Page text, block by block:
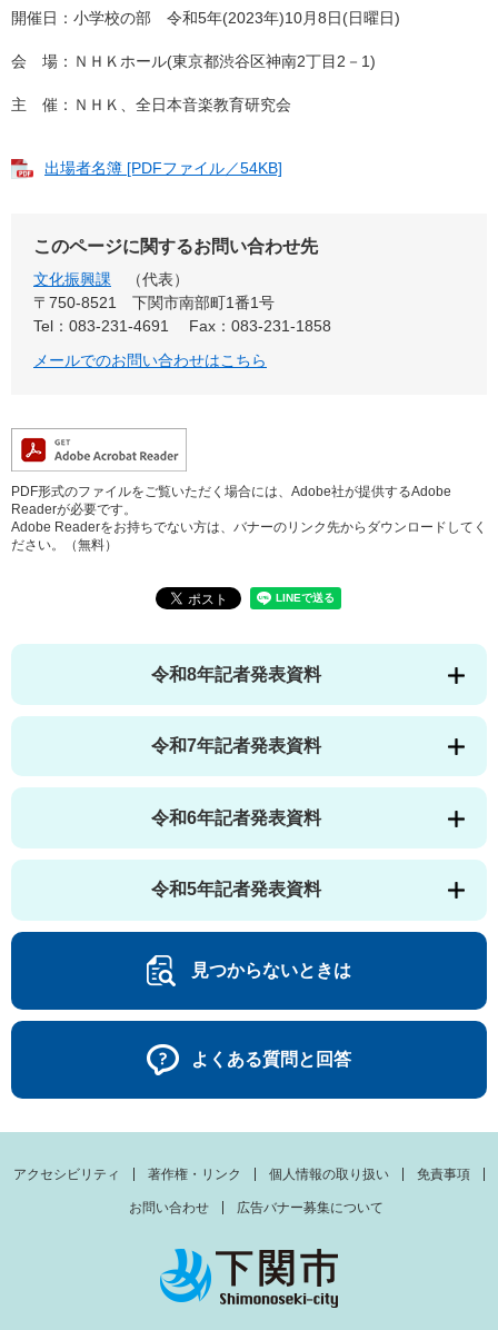
開催日：小学校の部 令和5年(2023年)10月8日(日曜日)
会 場：ＮＨＫホール(東京都渋谷区神南2丁目2－1)
主 催：ＮＨＫ、全日本音楽教育研究会
出場者名簿 [PDFファイル／54KB]
このページに関するお問い合わせ先
文化振興課
代表
〒750-8521
下関市南部町1番1号
Tel：083-231-4691
Fax：083-231-1858
メールでのお問い合わせはこちら
PDF形式のファイルをご覧いただく場合には、Adobe社が提供するAdobe
Readerが必要です。
Adobe Readerをお持ちでない方は、バナーのリンク先からダウンロードしてく
ださい。（無料）
令和8年記者発表資料
令和7年記者発表資料
令和6年記者発表資料
令和5年記者発表資料
見つからないときは
よくある質問と回答
アクセシビリティ 著作権・リンク 個人情報の取り扱い 免責事項
お問い合わせ 広告バナー募集について